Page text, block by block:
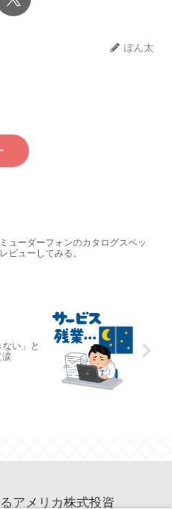
ぽん太
ューダーフォンのカタログスペッ
ビューしてみる。
ない」と